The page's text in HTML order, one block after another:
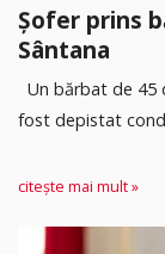
Șofer prins
Sântana
Un bărbat de 45
fost depistat
citește mai mult »